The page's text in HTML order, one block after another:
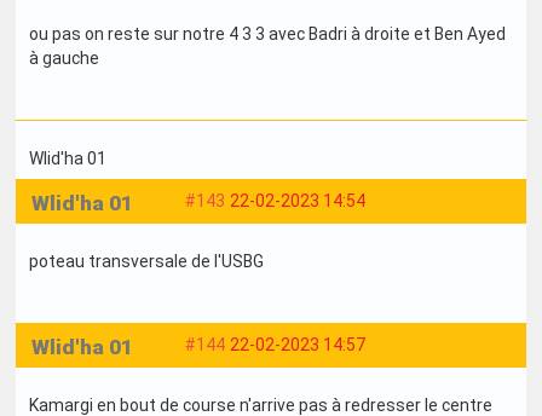
ou pas on reste sur notre 4 3 3 avec Badri à droite et Ben Ayed
à gauche
Wlid'ha 01
#143 22-02-2023 14:54
Wlid'ha 01
poteau transversale de l'USBG
#144 22-02-2023 14:57
Wlid'ha 01
Kamargi en bout de course n'arrive pas à redresser le centre